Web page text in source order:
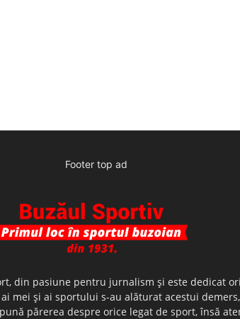
Footer top ad
din pasiune pentru jurnalism şi este dedicat
mei şi ai sportului s-au alăturat acestui
părerea despre orice legat de sport, însă